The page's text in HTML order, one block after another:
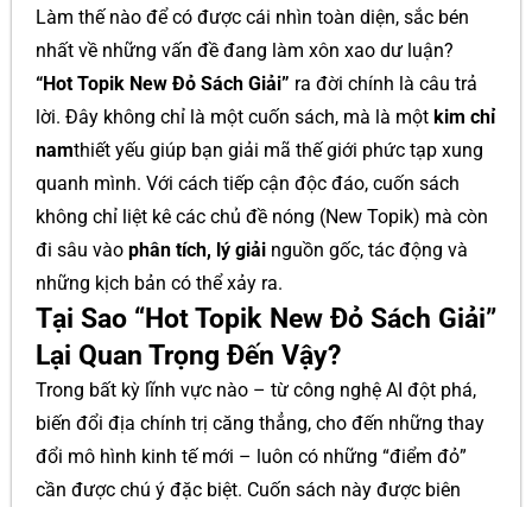
Làm thế nào để có được cái nhìn toàn diện, sắc bén
nhất về những vấn đề đang làm xôn xao dư luận?
“Hot Topik New Đỏ Sách Giải” ra đời chính là câu trả
lời. Đây không chỉ là một cuốn sách, mà là một kim chỉ
namthiết yếu giúp bạn giải mã thế giới phức tạp xung
quanh mình. Với cách tiếp cận độc đáo, cuốn sách
không chỉ liệt kê các chủ đề nóng (New Topik) mà còn
đi sâu vào phân tích, lý giải nguồn gốc, tác động và
những kịch bản có thể xảy ra.
Tại Sao “Hot Topik New Đỏ Sách Giải”
Lại Quan Trọng Đến Vậy?
Trong bất kỳ lĩnh vực nào – từ công nghệ AI đột phá,
biến đổi địa chính trị căng thẳng, cho đến những thay
đổi mô hình kinh tế mới – luôn có những “điểm đỏ”
cần được chú ý đặc biệt. Cuốn sách này được biên